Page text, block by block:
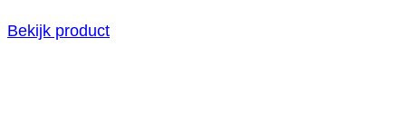
Bekijk product